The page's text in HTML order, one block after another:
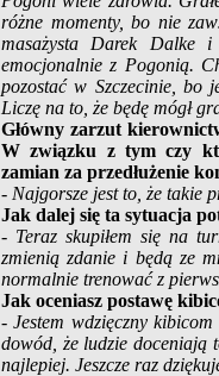
różne momenty, bo nie
masażysta Darek Dalke
emocjonalnie z Pogonią.
pozostać w Szczecinie, bo
Liczę na to, że będę mógł
Główny zarzut
W związku z tym czy
zamian za przedłużenie
- Najgorsze jest to, że takie
Jak dalej się ta sytuacja
- Teraz skupiłem się na
zmienią zdanie i będą ze
normalnie trenować z
Jak oceniasz postawę
- Jestem wdzięczny
dowód, że ludzie doceniają
najlepiej. Jeszcze raz